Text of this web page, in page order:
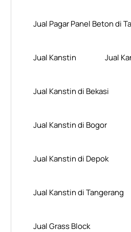
Jual Pagar Panel Beton di
Jual Kanstin Jual
Jual Kanstin di Bekasi
Jual Kanstin di Bogor
Jual Kanstin di Depok
Jual Kanstin di Tangerang
Jual Grass Block